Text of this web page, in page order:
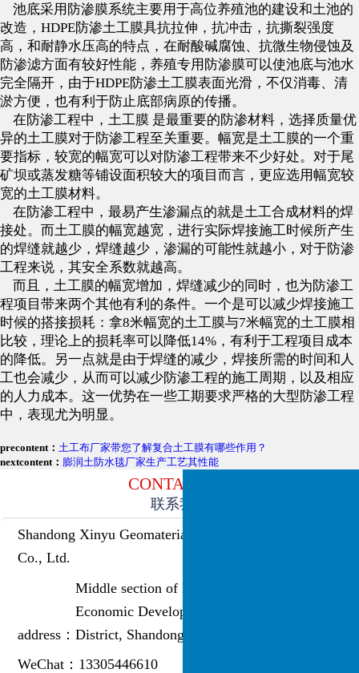
池底采用防渗膜系统主要用于高位养殖池的建设和土池的
改造，HDPE防渗土工膜具抗拉伸，抗冲击，抗撕裂强度
高，和耐静水压高的特点，在耐酸碱腐蚀、抗微生物侵蚀及
防渗滤方面有较好性能，养殖专用防渗膜可以使池底与池水
完全隔开，由于HDPE防渗土工膜表面光滑，不仅消毒、清
淤方便，也有利于防止底部病原的传播。
在防渗工程中，土工膜 是最重要的防渗材料，选择质量优
异的土工膜对于防渗工程至关重要。幅宽是土工膜的一个重
要指标，较宽的幅宽可以对防渗工程带来不少好处。对于尾
矿坝或蒸发糖等铺设面积较大的项目而言，更应选用幅宽较
宽的土工膜材料。
在防渗工程中，最易产生渗漏点的就是土工合成材料的焊
接处。而土工膜的幅宽越宽，进行实际焊接施工时候所产生
的焊缝就越少，焊缝越少，渗漏的可能性就越小，对于防渗
工程来说，其安全系数就越高。
而且，土工膜的幅宽增加，焊缝减少的同时，也为防渗工
程项目带来两个其他有利的条件。一个是可以减少焊接施工
时候的搭接损耗：拿8米幅宽的土工膜与7米幅宽的土工膜相
比较，理论上的损耗率可以降低14%，有利于工程项目成本
的降低。另一点就是由于焊缝的减少，焊接所需的时间和人
工也会减少，从而可以减少防渗工程的施工周期，以及相应
的人力成本。这一优势在一些工期要求严格的大型防渗工程
中，表现尤为明显。
precontent： 土工布厂家带您了解复合土工膜有哪些作用？
nextcontent： 膨润土防水毯厂家生产工艺其性能
CONTACT US
联系我们
Shandong Xinyu Geomaterials Engineering
Co., Ltd.
address：
Middle section of Lingzhou Road,
Economic Development Zone, Lingcheng
District, Shandong Province, China
WeChat： 13305446610